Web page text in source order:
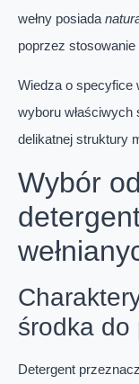
wełny posiada
poprzez
Wiedza o specyfice
wyboru
delikatnej struktury
Wybór
środka do
Detergent